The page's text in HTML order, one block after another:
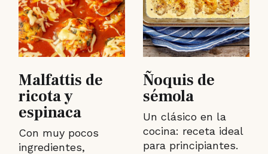
Malfattis de
ricota y
espinaca
Con muy pocos
ingredientes,
Ñoquis de
sémola
Un clásico en la
cocina: receta ideal
para principiantes.